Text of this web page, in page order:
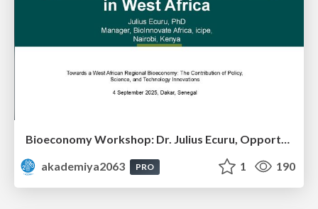
Bioeconomy Workshop: Dr. Julius Ecuru, Opportunities for a Bioeconomy in West Africa
akademiya2063
PRO 1 190